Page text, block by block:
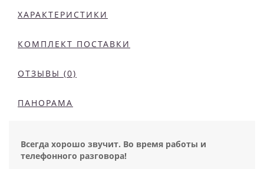
ХАРАКТЕРИСТИКИ
КОМПЛЕКТ ПОСТАВКИ
ОТЗЫВЫ (0)
ПАНОРАМА
Всегда хорошо звучит. Во время работы и
телефонного разговора!